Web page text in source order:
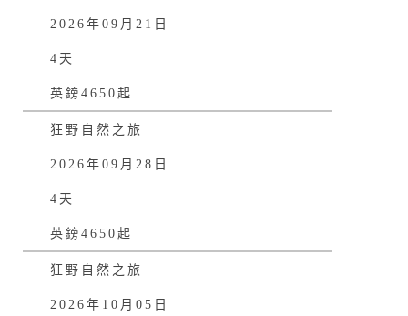
2026年09月21日
4天
英鎊4650起
狂野自然之旅
2026年09月28日
4天
英鎊4650起
狂野自然之旅
2026年10月05日